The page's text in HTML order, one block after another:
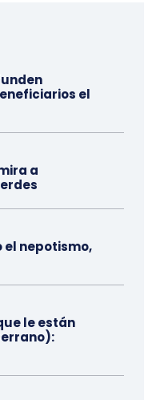
el
a
el nepotismo,
le están